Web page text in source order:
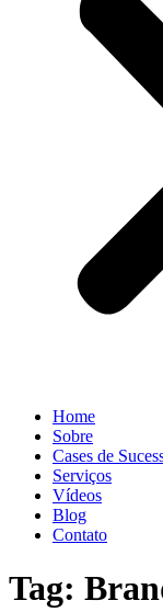
Home
Sobre
Cases de
Serviços
Vídeos
Blog
Contato
Tag: